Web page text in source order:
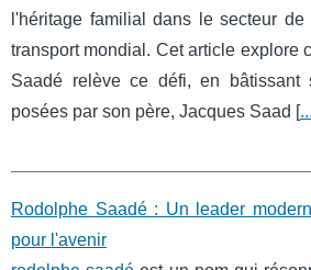
l'héritage familial dans le secteur
transport mondial. Cet article explore
Saadé relève ce défi, en bâtissant
posées par son père, Jacques Saad [...
Rodolphe Saadé : Un leader
pour l'avenir